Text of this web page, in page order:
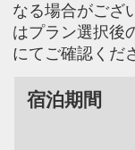
なる場合がござ
はプラン選択後
にてご確認くだ
宿泊期間